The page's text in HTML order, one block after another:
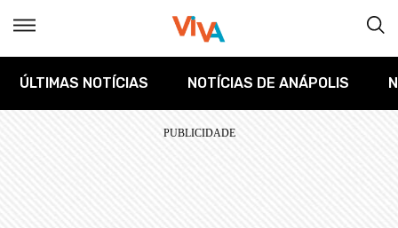
ÚLTIMAS NOTÍCIAS NOTÍCIAS DE ANÁPOLIS